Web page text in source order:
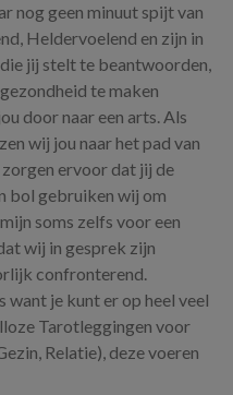
nog geen minuut spijt van
Heldervoelend en zijn in
jij stelt te beantwoorden,
te maken
door naar een arts. Als
wij jou naar het pad van
ervoor dat jij de
bol gebruiken wij om
soms zelfs voor een
wij in gesprek zijn
confronterend.
je kunt er op heel veel
Tarotleggingen voor
Relatie), deze voeren